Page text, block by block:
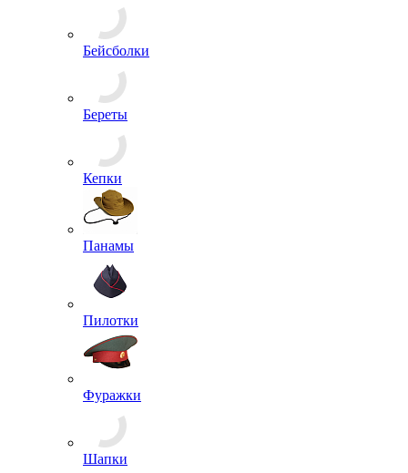
Комбинезоны
Костюмы
Куртки
Маскхалаты, Горки
Платья, Юбки
Плащи, Дождевики
Рубашки